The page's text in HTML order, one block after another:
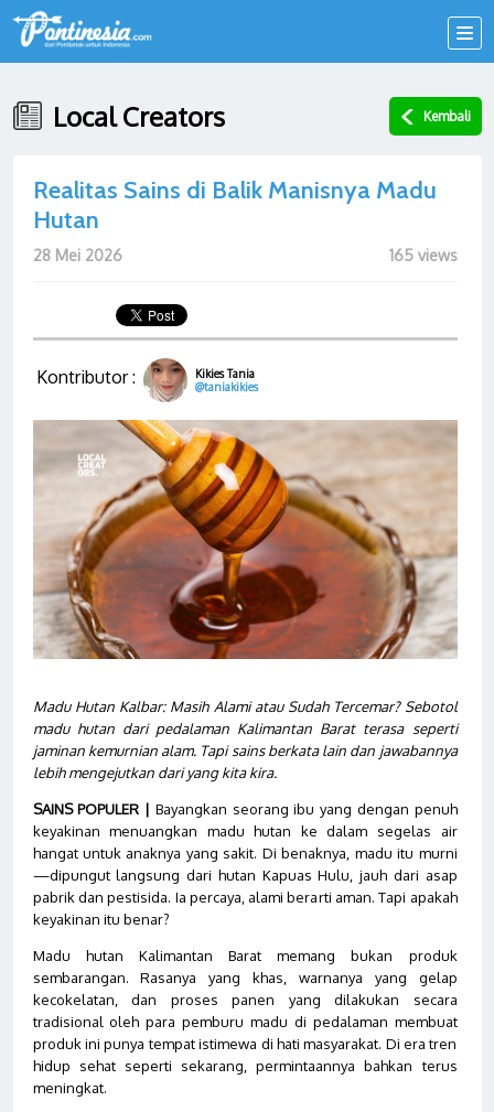
Local Creators Kembali
Realitas Sains di Balik Manisnya Madu
Hutan
28 Mei 2026 165 views
Kontributor :
Kikies Tania
@taniakikies
Madu Hutan Kalbar: Masih Alami atau Sudah Tercemar? Sebotol
madu hutan dari pedalaman Kalimantan Barat terasa seperti
jaminan kemurnian alam. Tapi sains berkata lain dan jawabannya
lebih mengejutkan dari yang kita kira.
SAINS POPULER | Bayangkan seorang ibu yang dengan penuh
keyakinan menuangkan madu hutan ke dalam segelas air
hangat untuk anaknya yang sakit. Di benaknya, madu itu murni
—dipungut langsung dari hutan Kapuas Hulu, jauh dari asap
pabrik dan pestisida. Ia percaya, alami berarti aman. Tapi apakah
keyakinan itu benar?
Madu hutan Kalimantan Barat memang bukan produk
sembarangan. Rasanya yang khas, warnanya yang gelap
kecokelatan, dan proses panen yang dilakukan secara
tradisional oleh para pemburu madu di pedalaman membuat
produk ini punya tempat istimewa di hati masyarakat. Di era tren
hidup sehat seperti sekarang, permintaannya bahkan terus
meningkat.